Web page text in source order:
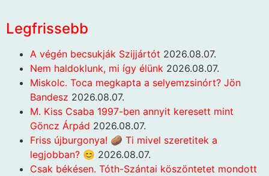
Legfrissebb
A végén becsukják Szijjártót 2026.08.07.
Nem haldoklunk, mi így élünk 2026.08.07.
Miskolc. Toca megkapta a selyemzsinórt? Jön
Bandesz 2026.08.07.
M. Kiss Csaba 1997-ben annyit keresett mint
Göncz Árpád 2026.08.07.
Friss újburgonya! 🥔 Ti mivel szeretitek a
legjobban? 😊 2026.08.07.
Csak békésen. Tóth-Szántai köszöntetet mondott